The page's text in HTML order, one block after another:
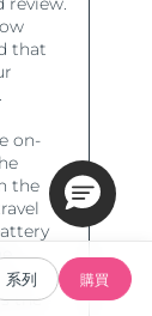
系列 購買